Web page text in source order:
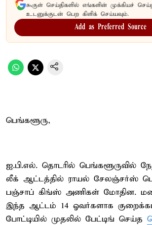
கூகுள் செய்திகளில் எங்களின் முக்கியச்
உடனுக்குடன் பெற கிளிக் செய்யவும்.
Add as Preferred Source
பெங்களூரு,
ஐ.பி.எல். தொடரில் பெங்களூருவில்
லீக் ஆட்டத்தில் ராயல் சேலஞ்சர்ஸ்
பஞ்சாப் கிங்ஸ் அணிகள் மோதின.
இந்த ஆட்டம் 14 ஓவர்களாக
போட்டியில் முதலில் பேட்டிங் செய்த